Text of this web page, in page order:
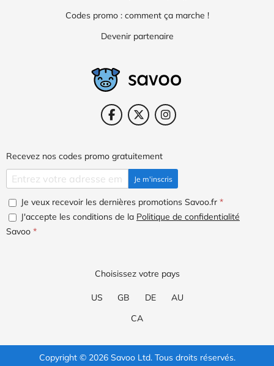
Codes promo : comment ça marche !
Devenir partenaire
Recevez nos codes promo gratuitement
Je m'inscris
Je veux recevoir les dernières promotions Savoo.fr *
J'accepte les conditions de la Politique de confidentialité
Savoo *
Choisissez votre pays
US GB DE
AU
CA
Copyright © 2026 Savoo Ltd. Tous droits réservés.